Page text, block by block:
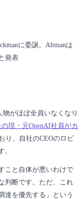
に委譲。Altmanは
発表
がほぼ全員いなくなり
現・元OpenAI社員がカ
り、自社のCEOのロビ
。
こと自体が悪いわけで
判断です。ただ、これ
達を優先する」という